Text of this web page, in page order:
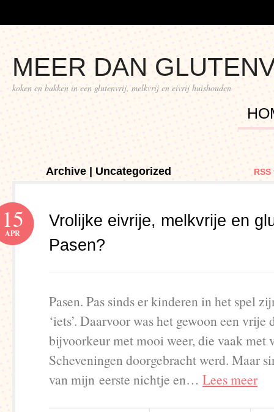
MEER DAN
koken en bakken in een glutenvrij, melkvrij en eivrij huishouden
Archive | Uncategorized
Vrolijke eivrije, melkvrije en
Pasen?
15
APR
Pasen. Pas sinds er kinderen in het spel
‘iets’. Daarvoor was het gewoon een vrije
bijvoorkeur met mooi weer, die vaak met
Scheveningen doorgebracht werd. Maar
van mijn eerste nichtje en… Lees meer